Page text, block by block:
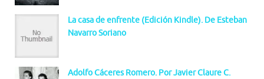
La casa de enfrente (Edición Kindle). De Esteban
Navarro Soriano
Adolfo Cáceres Romero. Por Javier Claure C.